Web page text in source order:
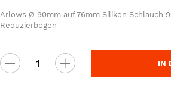
Arlows Ø 90mm auf 76mm Silikon Schlauch
Reduzierbogen
IN